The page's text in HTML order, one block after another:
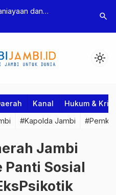
Tebo Ungkap Kasus
Pengeroyokan di Sumay
search
light_mode
Kanal Hukum &
#Kapolda Jambi
Jambi
Panti Sosial